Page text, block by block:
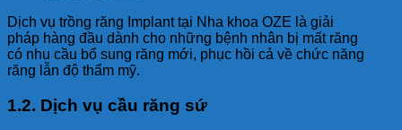
Dịch vụ trồng răng Implant tại Nha khoa OZE là giải
pháp hàng đầu dành cho những bệnh nhân bị mất răng
có nhu cầu bổ sung răng mới, phục hồi cả về chức năng
răng lẫn độ thẩm mỹ.
1.2. Dịch vụ cầu răng sứ